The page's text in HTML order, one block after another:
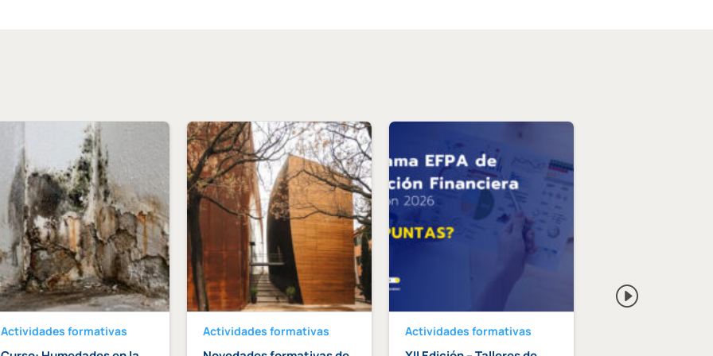
Actividades formativas Actividades formativas Actividades formativas